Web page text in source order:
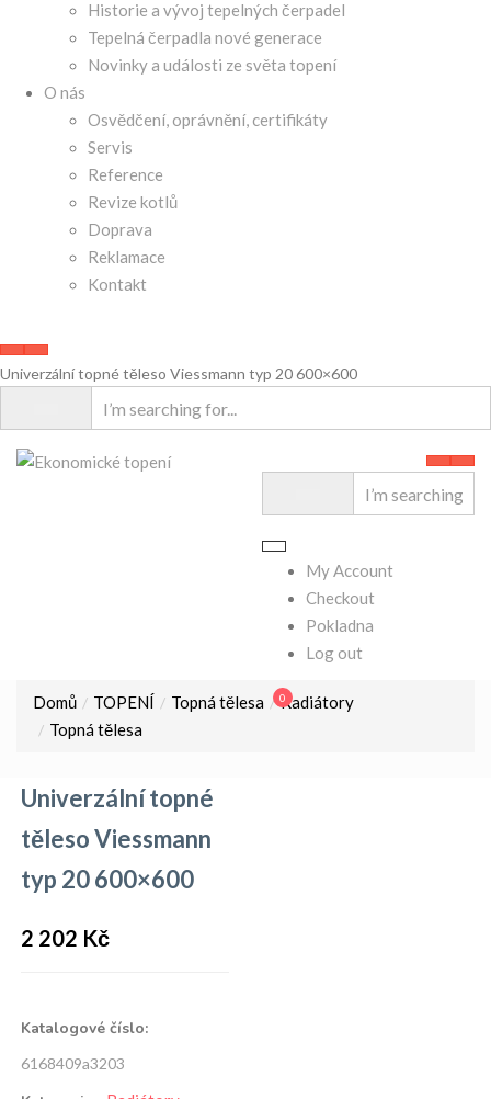
Historie a vývoj tepelných čerpadel
Tepelná čerpadla nové generace
Novinky a události ze světa topení
O nás
Osvědčení, oprávnění, certifikáty
Servis
Reference
Revize kotlů
Doprava
Reklamace
Kontakt
Univerzální topné těleso Viessmann typ 20 600×600
My Account
Checkout
Pokladna
Log out
0
Domů TOPENÍ Topná tělesa
Radiátory
Topná tělesa
Univerzální topné
těleso Viessmann
typ 20 600×600
2 202 Kč
Katalogové číslo:
6168409a3203